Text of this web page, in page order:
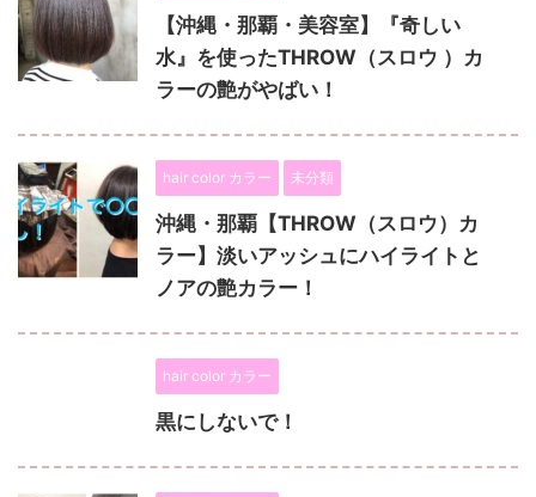
【沖縄・那覇・美容室】『奇しい
水』を使ったTHROW（スロウ ）カ
ラーの艶がやばい！
hair color カラー 未分類
沖縄・那覇【THROW（スロウ）カ
ラー】淡いアッシュにハイライトと
ノアの艶カラー！
hair color カラー
黒にしないで！